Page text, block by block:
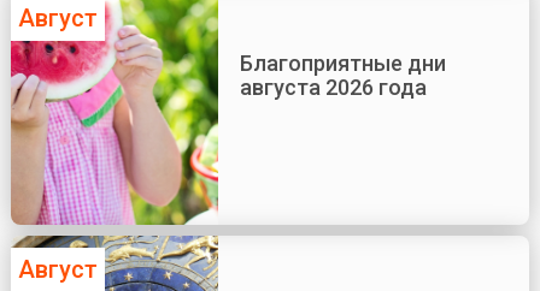
Август
Благоприятные дни
августа 2026 года
Август